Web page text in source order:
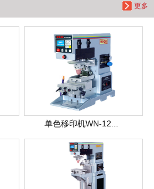
更多
单色移印机WN-12...